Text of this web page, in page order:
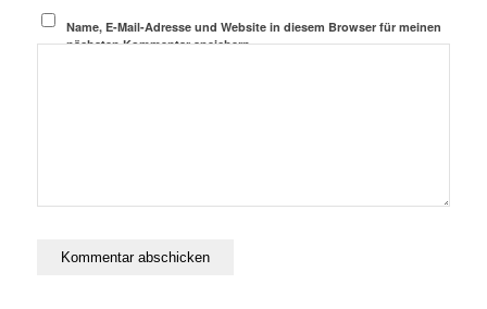
Name, E-Mail-Adresse und Website in diesem Browser für meinen
nächsten Kommentar speichern.